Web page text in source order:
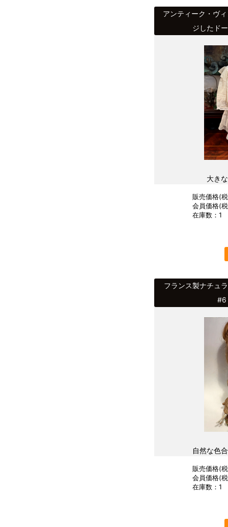
アンティーク・ヴ
ジしたド
大き
販売価格(
会員価格(
在庫数：1
フランス製ナチ
自然な色
販売価格(
会員価格(
在庫数：1